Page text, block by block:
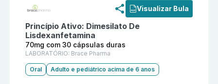
Visualizar Bula
Princípio Ativo: Dimesilato De
Lisdexanfetamina
70mg com 30 cápsulas duras
LABORATÓRIO: Brace Pharma
Oral Adulto e pediátrico acima de 6 anos